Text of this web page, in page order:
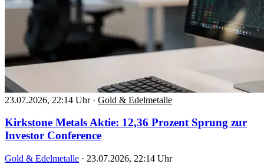
23.07.2026, 22:14 Uhr · Gold & Edelmetalle
Kirkstone Metals Aktie: 12,36 Prozent Sprung zur
Investor Conference
Gold & Edelmetalle · 23.07.2026, 22:14 Uhr